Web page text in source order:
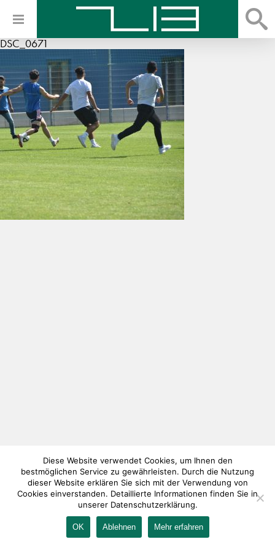
DSC_0671
IMPRESSUM KONTAKT AGB DATENSCHUTZ
Diese Website verwendet Cookies, um Ihnen den
bestmöglichen Service zu gewährleisten. Durch die Nutzung
dieser Website erklären Sie sich mit der Verwendung von
Cookies einverstanden. Detaillierte Informationen finden Sie in
unserer Datenschutzerklärung.
OK Ablehnen Mehr erfahren